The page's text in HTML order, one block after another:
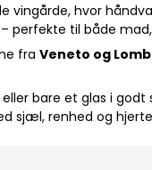
vingårde, hvor
perfekte til både
fra Veneto og
bare et glas i godt
sjæl, renhed og